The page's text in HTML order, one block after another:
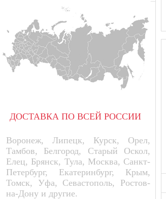
ДОСТАВКА ПО ВСЕЙ РОССИИ
Воронеж, Липецк, Курск, Орел,
Тамбов, Белгород, Старый Оскол,
Елец, Брянск, Тула, Москва, Санкт-
Петербург, Екатеринбург, Крым,
Томск, Уфа, Севастополь, Ростов-
на-Дону и другие.